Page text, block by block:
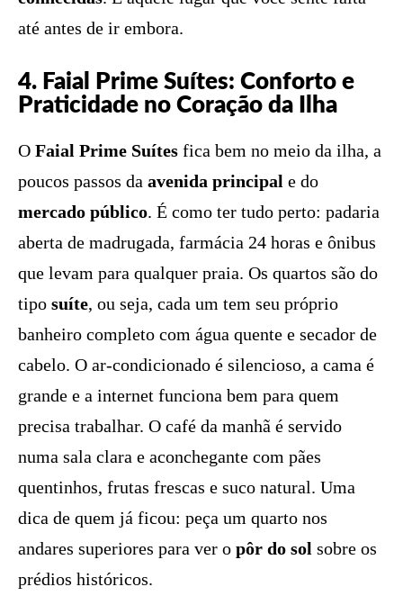
até antes de ir embora.
4. Faial Prime Suítes: Conforto e
Praticidade no Coração da Ilha
O Faial Prime Suítes fica bem no meio da ilha, a
poucos passos da avenida principal e do
mercado público. É como ter tudo perto: padaria
aberta de madrugada, farmácia 24 horas e ônibus
que levam para qualquer praia. Os quartos são do
tipo suíte, ou seja, cada um tem seu próprio
banheiro completo com água quente e secador de
cabelo. O ar-condicionado é silencioso, a cama é
grande e a internet funciona bem para quem
precisa trabalhar. O café da manhã é servido
numa sala clara e aconchegante com pães
quentinhos, frutas frescas e suco natural. Uma
dica de quem já ficou: peça um quarto nos
andares superiores para ver o pôr do sol sobre os
prédios históricos.